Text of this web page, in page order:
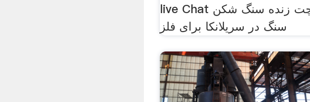
live Chat چت زنده سنگ شکن
سنگ در سریلانکا برای فلز